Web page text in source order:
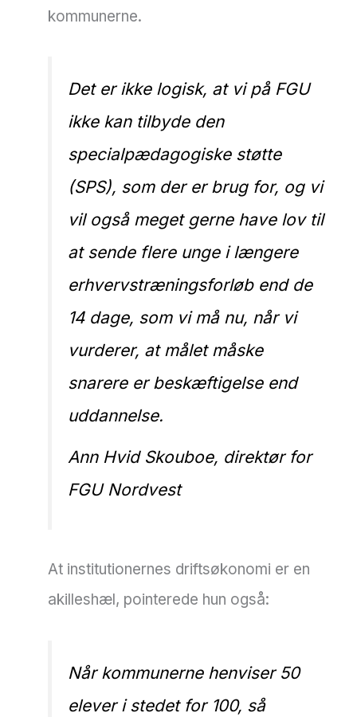
kommunerne.
Det er ikke logisk, at vi på FGU
ikke kan tilbyde den
specialpædagogiske støtte
(SPS), som der er brug for, og vi
vil også meget gerne have lov til
at sende flere unge i længere
erhvervstræningsforløb end de
14 dage, som vi må nu, når vi
vurderer, at målet måske
snarere er beskæftigelse end
uddannelse.
Ann Hvid Skouboe, direktør for
FGU Nordvest
At institutionernes driftsøkonomi er en
akilleshæl, pointerede hun også:
Når kommunerne henviser 50
elever i stedet for 100, så